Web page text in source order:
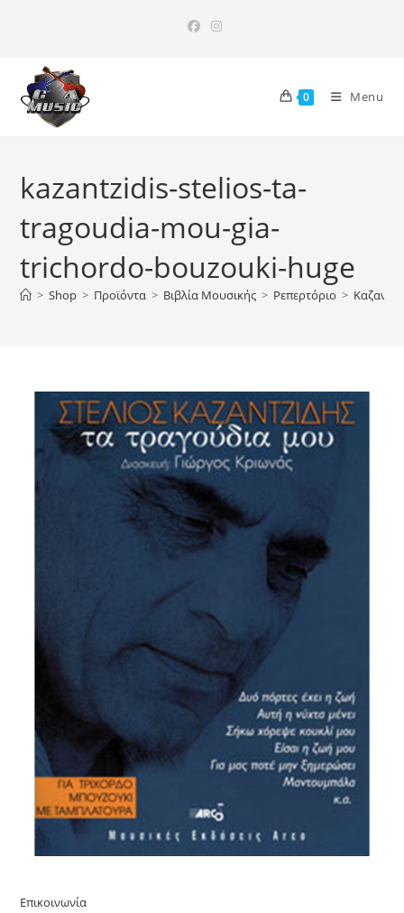
0 Menu
kazantzidis-stelios-ta-
tragoudia-mou-gia-
trichordo-bouzouki-huge
> Shop > Προϊόντα > Bιβλία Μουσικής > Ρεπερτόριο >
Επικοινωνία